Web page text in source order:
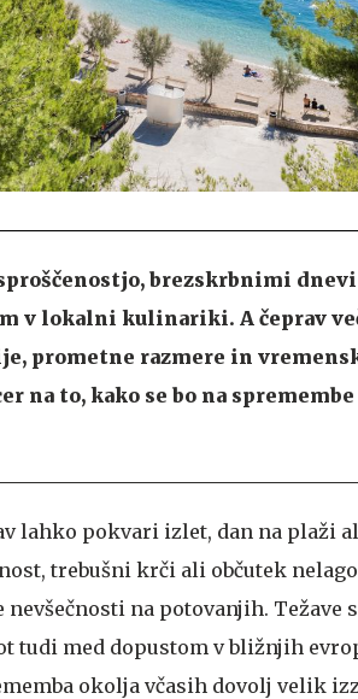
brezskrbnimi
v lokalni kulinariki. A čeprav
prometne razmere in
na to, kako se bo na
lahko pokvari izlet, dan na plaži
trebušni krči ali občutek
nevšečnosti na potovanjih. Težave
tudi med dopustom v bližnjih
okolja včasih dovolj velik